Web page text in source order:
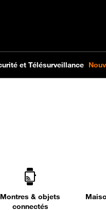
Montres & objets
connectés